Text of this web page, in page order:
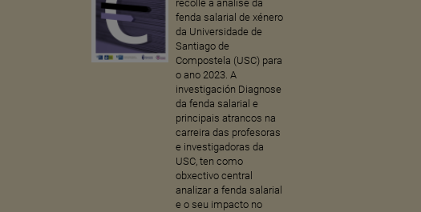
recolle a análise da
fenda salarial de xénero
da Universidade de
Santiago de
Compostela (USC) para
o ano 2023. A
investigación Diagnose
da fenda salarial e
principais atrancos na
carreira das profesoras
e investigadoras da
USC, ten como
obxectivo central
analizar a fenda salarial
e o seu impacto no